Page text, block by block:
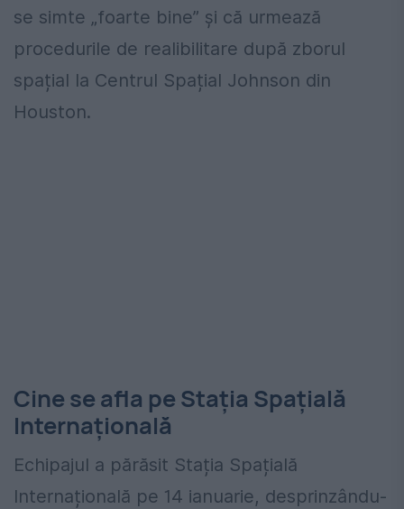
se simte „foarte bine” și că urmează
procedurile de realibilitare după zborul
spațial la Centrul Spațial Johnson din
Houston.
Cine se afla pe Stația Spațială
Internațională
Echipajul a părăsit Stația Spațială
Internațională pe 14 ianuarie, desprinzându-